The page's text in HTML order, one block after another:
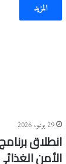
المزيد
29 يونيو، 2026
انطلاق